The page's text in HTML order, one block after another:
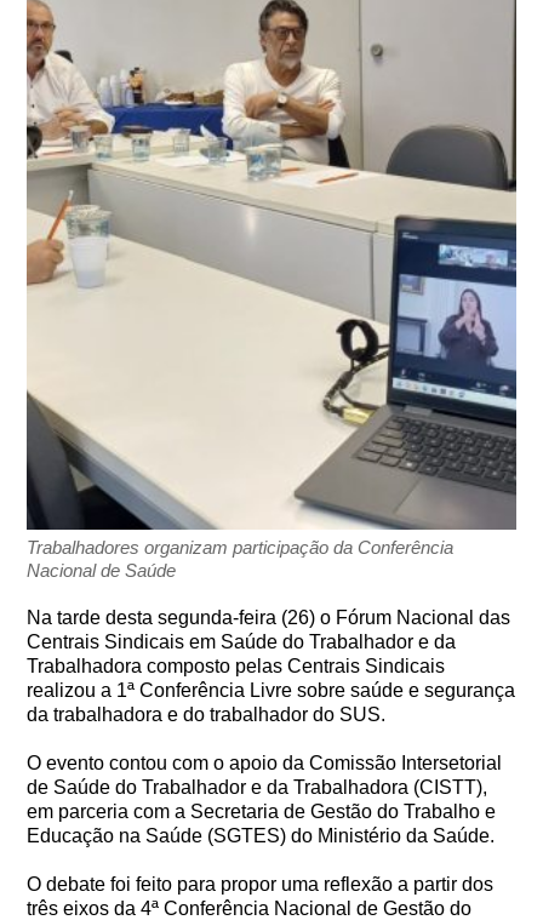
Trabalhadores organizam participação da Conferência
Nacional de Saúde
Na tarde desta segunda-feira (26) o Fórum Nacional das
Centrais Sindicais em Saúde do Trabalhador e da
Trabalhadora composto pelas Centrais Sindicais
realizou a 1ª Conferência Livre sobre saúde e segurança
da trabalhadora e do trabalhador do SUS.
O evento contou com o apoio da Comissão Intersetorial
de Saúde do Trabalhador e da Trabalhadora (CISTT),
em parceria com a Secretaria de Gestão do Trabalho e
Educação na Saúde (SGTES) do Ministério da Saúde.
O debate foi feito para propor uma reflexão a partir dos
três eixos da 4ª Conferência Nacional de Gestão do